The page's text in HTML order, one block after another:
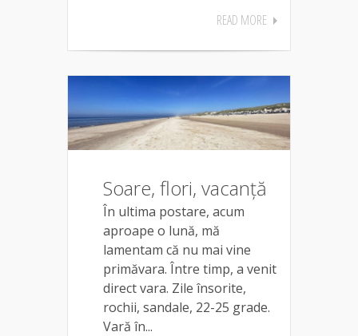
READ MORE
Soare, flori, vacanță
În ultima postare, acum
aproape o lună, mă
lamentam că nu mai vine
primăvara. Între timp, a venit
direct vara. Zile însorite,
rochii, sandale, 22-25 grade.
Vară în...